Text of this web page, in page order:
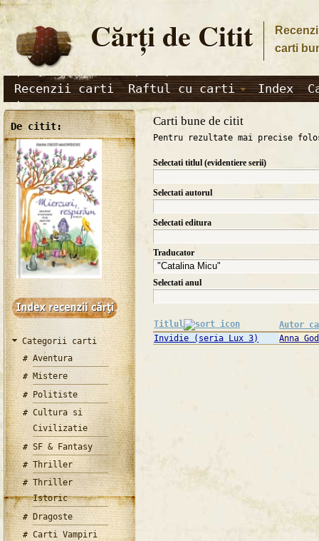
Cărţi de Citit
carti
Recenzii carti Raftul cu carti Index
De citit:
Categorii carti
Aventura
Mistere
Politiste
Cultura si
Civilizatie
SF & Fantasy
Thriller
Thriller
Istoric
Dragoste
Carti Vampiri
Carti bune de citit
Pentru rezultate mai precise
Selectati titlul (evidentiere serii)
Selectati autorul
Selectati editura
Traducator
Selectati anul
Titlul
Autor
Invidie (seria Lux 3)
Anna